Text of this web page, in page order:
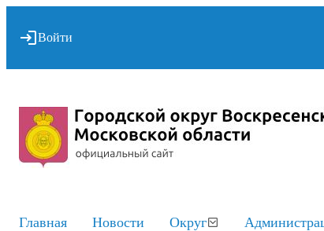
Войти
Главная Новости Округ